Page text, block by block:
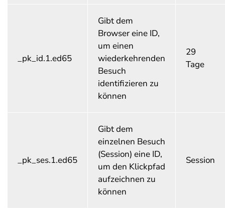
_pk_id.1.ed65
Gibt dem
Browser eine ID,
um einen
wiederkehrenden
Besuch
identifizieren zu
können
29
Tage
_pk_ses.1.ed65
Gibt dem
einzelnen Besuch
(Session) eine ID,
um den Klickpfad
aufzeichnen zu
können
Session